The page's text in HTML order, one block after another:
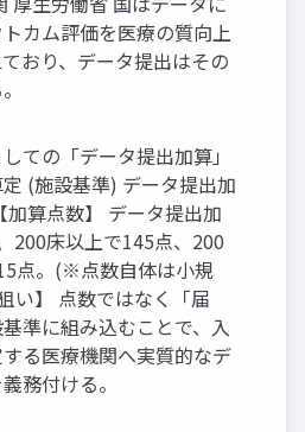
カム評価を医療の質向上
おり、データ提出はその
ての「データ提出加算」
(施設基準) データ提出加
加算点数】 データ提出加
200床以上で145点、200
点。(※点数自体は小規
い】 点数ではなく「届
準に組み込むことで、入
る医療機関へ実質的なデ
務付ける。